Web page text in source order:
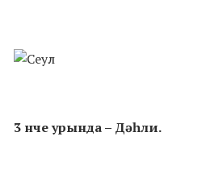
3 нче урында – Дәһли.